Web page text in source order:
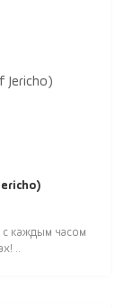
каждым часом
..